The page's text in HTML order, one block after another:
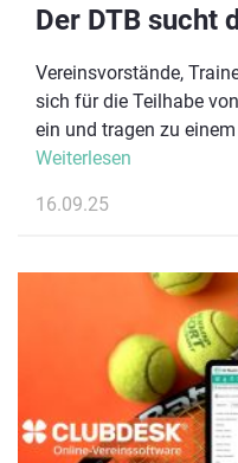
Vereinsvorstände,
sich für die Teilhabe
ein und tragen zu
Vereinsleben bei. Mit
dritten Mal das große
Weiterlesen
16.09.25